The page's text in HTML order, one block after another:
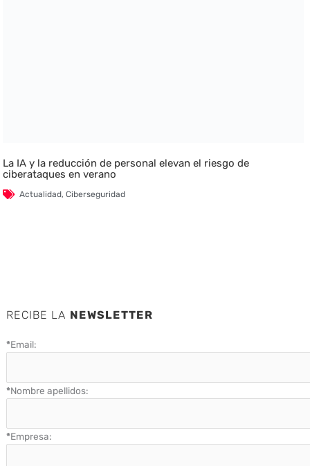
La IA y la reducción de personal elevan el riesgo de
ciberataques en verano
Actualidad,Ciberseguridad
RECIBE LA NEWSLETTER
*Email:
*Nombre apellidos:
*Empresa: